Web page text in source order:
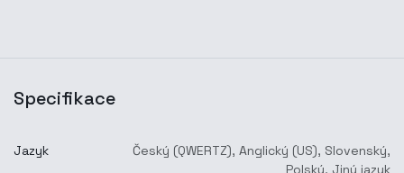
Specifikace
Jazyk Český (QWERTZ), Anglický (US), Slovenský,
Polský, Jiný jazyk